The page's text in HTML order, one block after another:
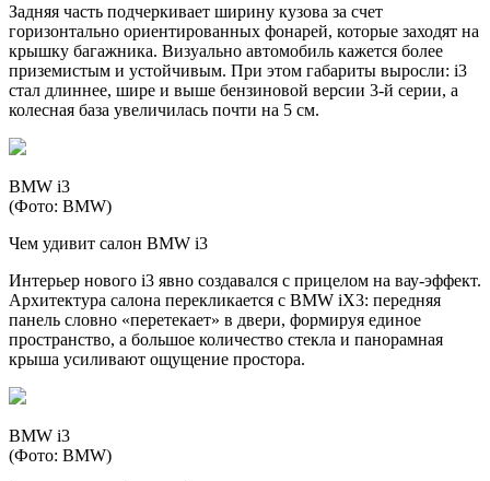
Задняя часть подчеркивает ширину кузова за счет
горизонтально ориентированных фонарей, которые заходят на
крышку багажника. Визуально автомобиль кажется более
приземистым и устойчивым. При этом габариты выросли: i3
стал длиннее, шире и выше бензиновой версии 3-й серии, а
колесная база увеличилась почти на 5 см.
BMW i3
(Фото: BMW)
Чем удивит салон BMW i3
Интерьер нового i3 явно создавался с прицелом на вау-эффект.
Архитектура салона перекликается с BMW iX3: передняя
панель словно «перетекает» в двери, формируя единое
пространство, а большое количество стекла и панорамная
крыша усиливают ощущение простора.
BMW i3
(Фото: BMW)